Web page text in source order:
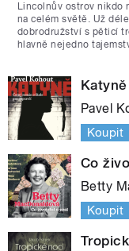
Lincolnův ostrov nikdo
na celém světě. Už
dobrodružství s pěticí
hlavně nejedno
Katyně
Pavel
Koupit
Co
Betty
Koupit